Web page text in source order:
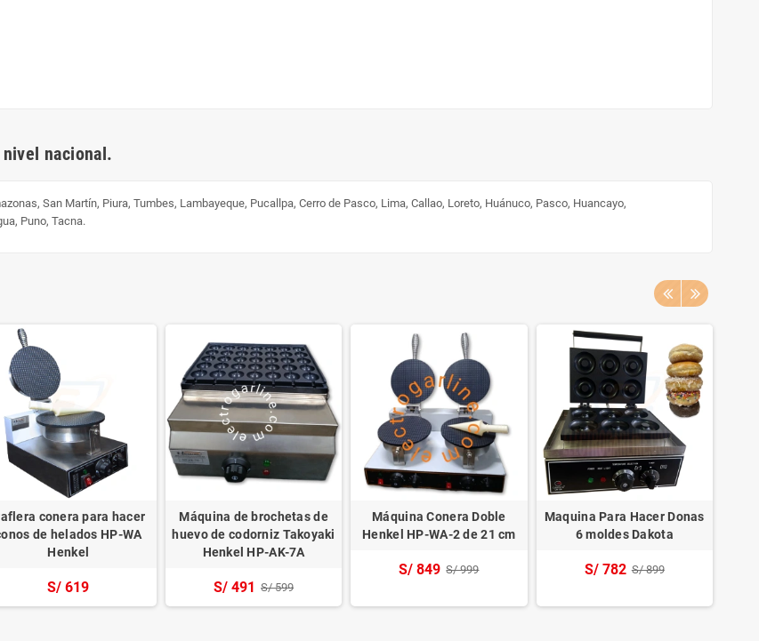
nacional.
San Martín, Piura, Tumbes, Lambayeque, Pucallpa, Cerro de Pasco, Lima, Callao, Loreto, Huánuco, Pasco, Huancayo,
Puno, Tacna.
conera para hacer
de helados HP-WA
Henkel
S/ 619
Máquina de brochetas de
huevo de codorniz Takoyaki
Henkel HP-AK-7A
S/ 491 S/ 599
Máquina Conera Doble
Henkel HP-WA-2 de 21 cm
S/ 849 S/ 999
Maquina Para Hacer Donas
6 moldes Dakota
S/ 782 S/ 899